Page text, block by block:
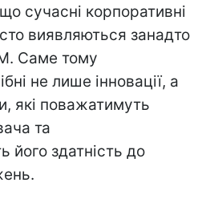
сучасні корпоративні
виявляються занадто
Саме тому
не лише інновації, а
які поважатимуть
та
його здатність до